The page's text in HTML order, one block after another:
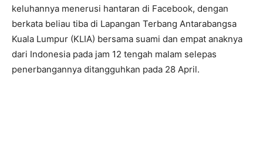
keluhannya menerusi hantaran di Facebook, dengan
berkata beliau tiba di Lapangan Terbang Antarabangsa
Kuala Lumpur (KLIA) bersama suami dan empat anaknya
dari Indonesia pada jam 12 tengah malam selepas
penerbangannya ditangguhkan pada 28 April.